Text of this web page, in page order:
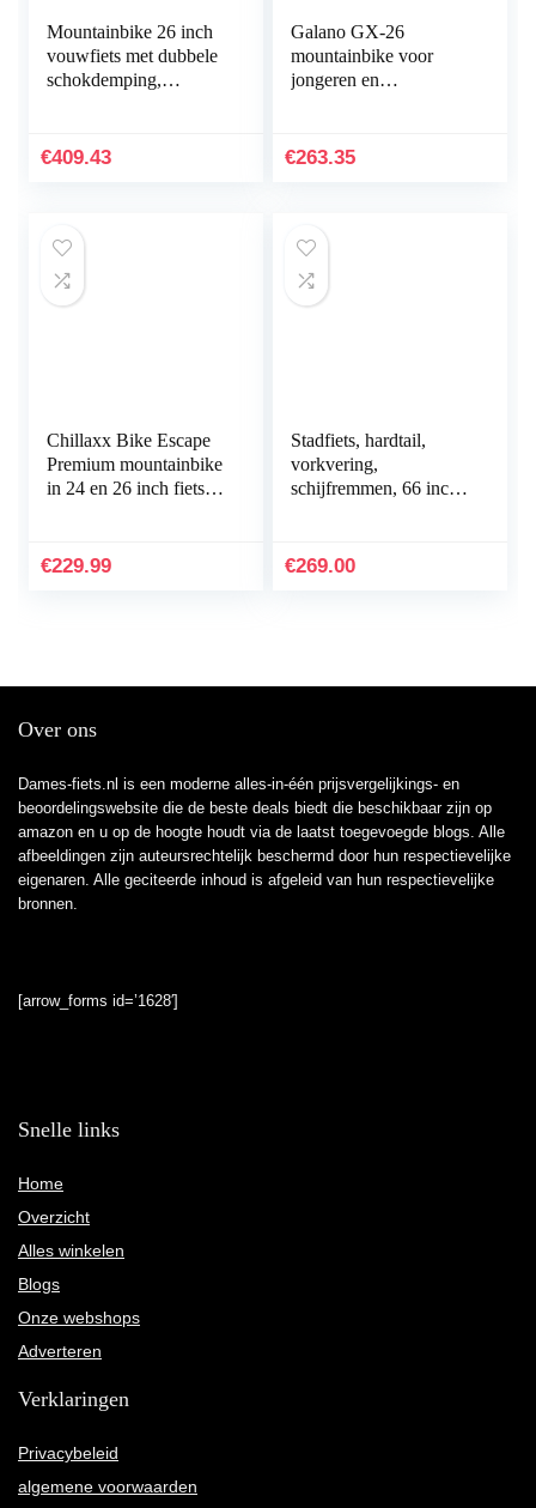
Mountainbike 26 inch
vouwfiets met dubbele
schokdemping,
fietsen, volledig…
€409.43
Galano GX-26
mountainbike voor
jongeren en
met verende voorvork,
€263.35
Chillaxx Bike Escape
Premium mountainbike
in 24 en 26 inch fiets
versnellingen
€229.99
Stadfiets, hardtail,
vorkvering,
schijfremmen, 66 inch,
stadsfiets, dames, fiets,
€269.00
Over ons
Dames-fiets.nl is een moderne alles-in-één prijsvergelijkings- en
beoordelingswebsite die de beste deals biedt die beschikbaar zijn op
amazon en u op de hoogte houdt via de laatst toegevoegde blogs. Alle
afbeeldingen zijn auteursrechtelijk beschermd door hun respectievelijke
eigenaren. Alle geciteerde inhoud is afgeleid van hun respectievelijke
bronnen.
[arrow_forms id=’1628′]
Snelle links
Home
Overzicht
Alles winkelen
Blogs
Onze webshops
Adverteren
Verklaringen
Privacybeleid
algemene voorwaarden